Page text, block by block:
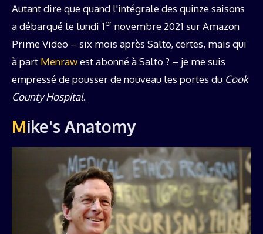
Autant dire que quand l'intégrale des quinze saisons
a débarqué le lundi 1er novembre 2021 sur Amazon
Prime Video – six mois après Salto, certes, mais qui
à part Menrawest abonné à Salto ? – je me suis
empressé de pousser de nouveau les portes du Cook
County Hospital.
Mike's Anatomy